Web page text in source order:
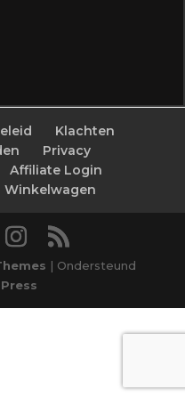
Klachten
Privacy
Affiliate Login
Winkelwagen
| Ondersteund